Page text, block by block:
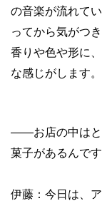
の音楽が流れて
ってから気がつ
香りや色や形に
な感じがします。
——お店の中は
菓子があるんです
伊藤：今日は、